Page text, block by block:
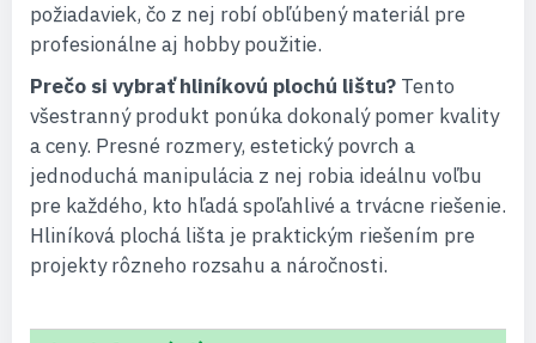
požiadaviek, čo z nej robí obľúbený materiál pre
profesionálne aj hobby použitie.
Prečo si vybrať hliníkovú plochú lištu? Tento
všestranný produkt ponúka dokonalý pomer kvality
a ceny. Presné rozmery, estetický povrch a
jednoduchá manipulácia z nej robia ideálnu voľbu
pre každého, kto hľadá spoľahlivé a trvácne riešenie.
Hliníková plochá lišta je praktickým riešením pre
projekty rôzneho rozsahu a náročnosti.